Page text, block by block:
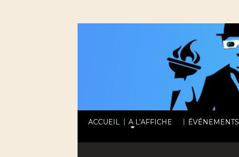
ACCUEIL | A L’AFFICHE | ÉVÉNEMENTS